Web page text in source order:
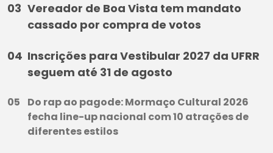
Vereador de Boa Vista tem mandato
cassado por compra de votos
Inscrições para Vestibular 2027 da UFRR
seguem até 31 de agosto
Do rap ao pagode: Mormaço Cultural 2026
fecha line-up nacional com 10 atrações de
diferentes estilos